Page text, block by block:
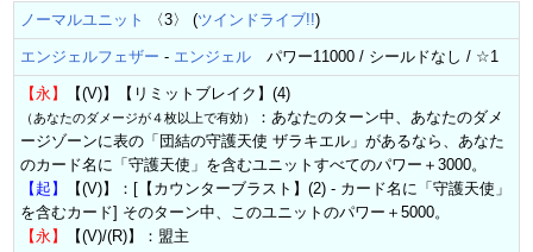
ノーマルユニット 〈3〉 (ツインドライブ!!)
エンジェルフェザー - エンジェル パワー11000 / シールドなし / ☆1
【永】 【(V)】【リミットブレイク】(4)
（あなたのダメージが４枚以上で有効）
：あなたのターン中、あなたのダメ
ージゾーンに表の「団結の守護天使 ザラキエル」があるなら、あなた
のカード名に「守護天使」を含むユニットすべてのパワー＋3000。
【起】
【(V)】：[【カウンターブラスト】(2) - カード名に「守護天使」
を含むカード] そのターン中、このユニットのパワー＋5000。
【永】
【(V)/(R)】：盟主